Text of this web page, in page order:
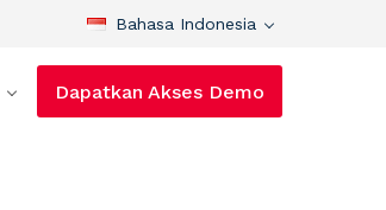
Bahasa Indonesia
Dapatkan Akses Demo